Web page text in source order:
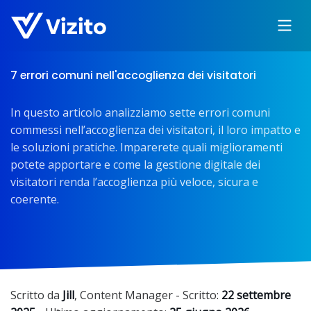
7 errori comuni nell'accoglienza dei visitatori
In questo articolo analizziamo sette errori comuni
commessi nell’accoglienza dei visitatori, il loro impatto e
le soluzioni pratiche. Imparerete quali miglioramenti
potete apportare e come la gestione digitale dei
visitatori renda l’accoglienza più veloce, sicura e
coerente.
Scritto da Jill, Content Manager - Scritto: 22 settembre